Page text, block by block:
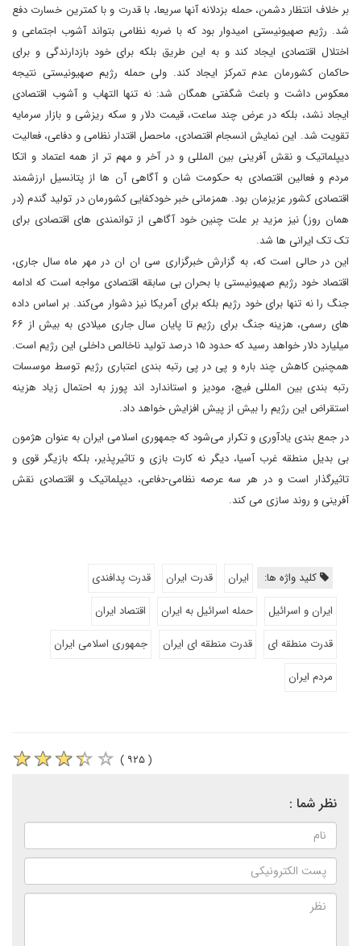
بر خلاف انتظار دشمن، حمله بزدلانه آنها سریعا، با قدرت و با کمترین خسارت دفع
شد. رژیم صهیونیستی امیدوار بود که با ضربه نظامی بتواند آشوب اجتماعی و
اختلال اقتصادی ایجاد کند و به این طریق بلکه برای خود بازدارندگی و برای
حاکمان کشورمان عدم تمرکز ایجاد کند. ولی حمله رژیم صهیونیستی نتیجه
معکوس داشت و باعث شگفتی همگان شد: نه تنها التهاب و آشوب اقتصادی
ایجاد نشد، بلکه در عرض چند ساعت، قیمت دلار و سکه ریزشی و بازار سرمایه
تقویت شد. این نمایش انسجام اقتصادی، ماحصل اقتدار نظامی و دفاعی، فعالیت
دیپلماتیک و نقش آفرینی بین المللی و در آخر و مهم تر از همه اعتماد و اتکا
مردم و فعالین اقتصادی به حکومت شان و آگاهی آن ها از پتانسیل ارزشمند
اقتصادی کشور عزیزمان بود. همزمانی خبر خودکفایی کشورمان در تولید گندم (در
همان روز) نیز مزید بر علت چنین خود آگاهی از توانمندی های اقتصادی برای
تک تک ایرانی ها شد.
این در حالی است که، به گزارش خبرگزاری سی ان ان در مهر ماه سال جاری،
اقتصاد خود رژیم صهیونیستی با بحران بی سابقه اقتصادی مواجه است که ادامه
جنگ را نه تنها برای خود رژیم بلکه برای آمریکا نیز دشوار می‌کند. بر اساس داده
های رسمی، هزینه جنگ برای رژیم تا پایان سال جاری میلادی به بیش از ۶۶
میلیارد دلار خواهد رسید که حدود ۱۵ درصد تولید ناخالص داخلی این رژیم است.
همچنین کاهش چند باره و پی در پی رتبه بندی اعتباری رژیم توسط موسسات
رتبه بندی بین المللی فیچ، مودیز و استاندارد اند پورز به احتمال زیاد هزینه
استقراض این رژیم را بیش از پیش افزایش خواهد داد.
در جمع بندی یادآوری و تکرار می‌شود که جمهوری اسلامی ایران به عنوان هژمون
بی بدیل منطقه غرب آسیا، دیگر نه کارت بازی و تاثیرپذیر، بلکه بازیگر قوی و
تاثیرگذار است و در هر سه عرصه نظامی-دفاعی، دیپلماتیک و اقتصادی نقش
آفرینی و روند سازی می کند.
کلید واژه ها: ایران قدرت ایران
قدرت پدافندی
ایران و اسرائیل
حمله اسرائیل به ایران
اقتصاد ایران
قدرت منطقه ای
قدرت منطقه ای ایران
جمهوری اسلامی ایران
مردم ایران
( ۹۲۵ )
نظر شما :